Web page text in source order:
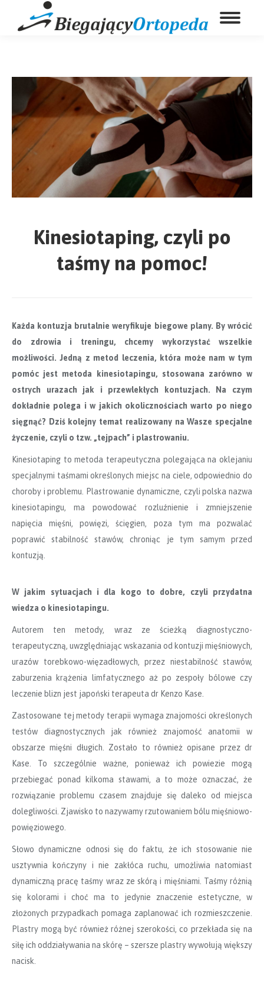
Kinesiotaping, czyli po
taśmy na pomoc!
Każda kontuzja brutalnie weryfikuje biegowe plany. By wrócić
do zdrowia i treningu, chcemy wykorzystać wszelkie
możliwości. Jedną z metod
leczenia, która może nam w tym
pomóc jest metoda kinesiotapingu, stosowana zarówno w
ostrych urazach jak i przewlekłych
kontuzjach. Na czym
dokładnie polega i w jakich okolicznościach warto po niego
sięgnąć? Dziś kolejny temat realizowany na Wasze specjalne
życzenie, czyli o tzw. „tejpach” i plastrowaniu.
Kinesiotaping to metoda terapeutyczna polegająca na oklejaniu
specjalnymi taśmami określonych miejsc na ciele, odpowiednio do
choroby i problemu. Plastrowanie dynamiczne, czyli polska nazwa
kinesiotapingu, ma powodować rozluźnienie i zmniejszenie
napięcia mięśni, powięzi, ścięgien, poza tym ma pozwalać
poprawić stabilność stawów, chroniąc je tym samym przed
kontuzją.
W jakim sytuacjach i dla kogo to dobre, czyli przydatna
wiedza o kinesiotapingu.
Autorem ten metody, wraz ze ścieżką diagnostyczno-
terapeutyczną, uwzględniając wskazania od kontuzji mięśniowych,
urazów torebkowo-więzadłowych, przez niestabilność stawów,
zaburzenia krążenia limfatycznego aż po zespoły bólowe czy
leczenie blizn jest japoński terapeuta dr Kenzo Kase.
Zastosowane tej metody terapii wymaga znajomości określonych
testów diagnostycznych jak również znajomość anatomii w
obszarze mięśni długich. Zostało to również opisane przez dr
Kase. To szczególnie ważne, ponieważ ich powiezie mogą
przebiegać ponad kilkoma stawami, a to może oznaczać, że
rozwiązanie problemu czasem znajduje się daleko od miejsca
dolegliwości. Zjawisko to nazywamy rzutowaniem bólu mięśniowo-
powięziowego.
Słowo dynamiczne odnosi się do faktu, że ich stosowanie nie
usztywnia kończyny i nie zakłóca ruchu, umożliwia natomiast
dynamiczną pracę taśmy wraz ze skórą i mięśniami. Taśmy różnią
się kolorami i choć ma to jedynie znaczenie estetyczne, w
złożonych przypadkach pomaga zaplanować ich rozmieszczenie.
Plastry mogą być również różnej szerokości, co przekłada się na
siłę ich oddziaływania na skórę – szersze plastry wywołują większy
nacisk.